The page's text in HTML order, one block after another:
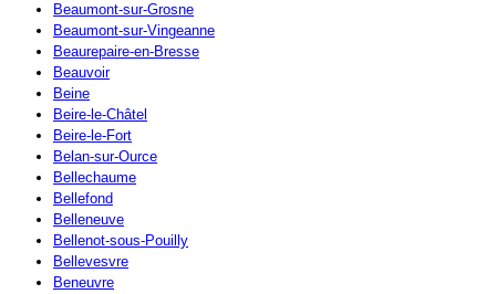
Beaumont-sur-Grosne
Beaumont-sur-Vingeanne
Beaurepaire-en-Bresse
Beauvoir
Beine
Beire-le-Châtel
Beire-le-Fort
Belan-sur-Ource
Bellechaume
Bellefond
Belleneuve
Bellenot-sous-Pouilly
Bellevesvre
Beneuvre